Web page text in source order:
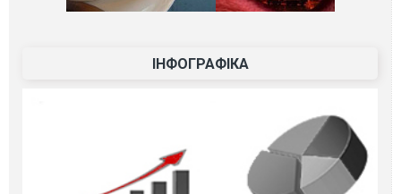
ІНФОГРАФІКА